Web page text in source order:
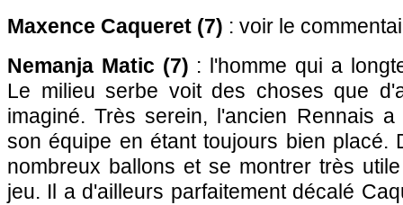
Maxence Caqueret (7) : voir le
Nemanja Matic (7) : l'homme qui a
Le milieu serbe voit des choses que
imaginé. Très serein, l'ancien Rennais
son équipe en étant toujours bien placé.
nombreux ballons et se montrer très
jeu. Il a d'ailleurs parfaitement décalé